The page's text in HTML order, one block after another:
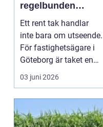
regelbunden
takrengöring
livslängden på
taket
Ett rent tak handlar
inte bara om utseende.
För fastighetsägare i
Göteborg är taket en
av byggnadens...
03 juni 2026